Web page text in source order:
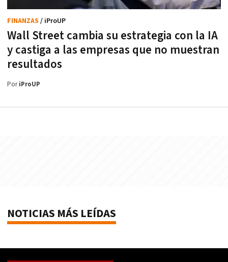
Wall Street cambia su estrategia con la IA
y castiga a las empresas que no muestran
resultados
FINANZAS / iProUP
PoriProUP
NOTICIAS MÁS LEÍDAS